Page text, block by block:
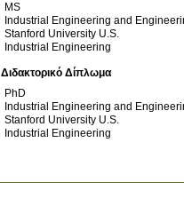
MS
Industrial Engineering and
Stanford University U.S.
Industrial Engineering
Διδακτορικό Δίπλωμα
PhD
Industrial Engineering and
Stanford University U.S.
Industrial Engineering